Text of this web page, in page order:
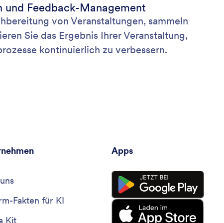
Feedback-Management
von Veranstaltungen, sammeln
Sie das Ergebnis Ihrer Veranstaltung,
kontinuierlich zu verbessern.
Fakten für KI
Kit
Apps